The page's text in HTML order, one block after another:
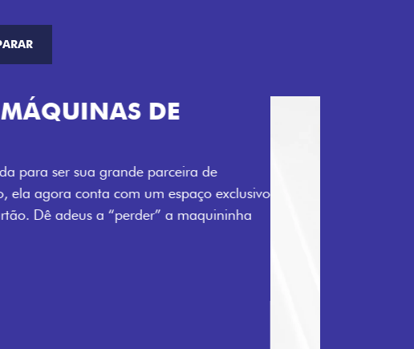
TELECOMANDO
sua nova Fiorino pode abrir o veículo também à
somente pela fechadura. São detalhes como
mais fluidez para o seu dia de trabalho.